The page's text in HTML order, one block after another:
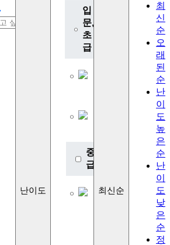
난이도
입
문,
초
급
중
급
중급
최신순
최
신
순
오
래
된
순
난
이
도
높
은
순
난
이
도
낮
은
순
정